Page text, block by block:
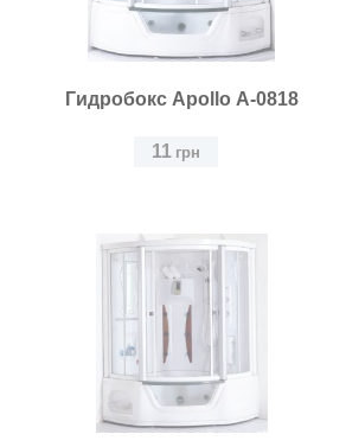
Гидробокс Apollo А-0818
11 грн